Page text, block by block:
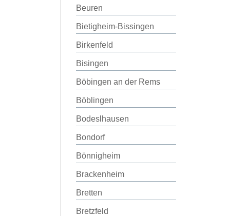
Beuren
Bietigheim-Bissingen
Birkenfeld
Bisingen
Böbingen an der Rems
Böblingen
Bodeslhausen
Bondorf
Bönnigheim
Brackenheim
Bretten
Bretzfeld